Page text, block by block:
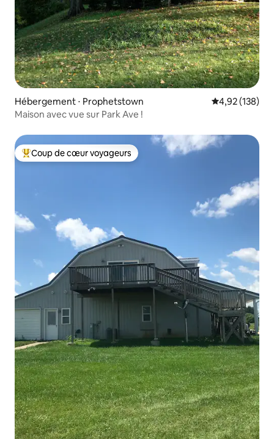
Hébergement ⋅ Prophetstown Évaluation
4,92 (138)
Maison avec vue sur Park Ave !
Coups de cœur voyageurs les plus appréciés
Coup de cœur voyageurs